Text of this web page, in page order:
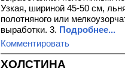
Узкая, шириной 45-50 см,
полотняного или
выработки. 3. Подробнее...
Комментировать
ХОЛСТИНА